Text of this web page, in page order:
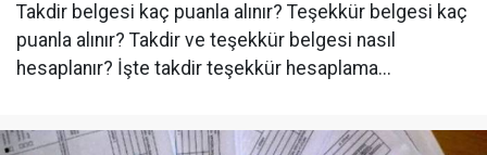
Takdir belgesi kaç puanla alınır? Teşekkür belgesi kaç
puanla alınır? Takdir ve teşekkür belgesi nasıl
hesaplanır? İşte takdir teşekkür hesaplama...